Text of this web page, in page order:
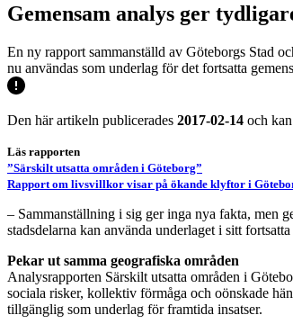
Gemensam analys ger
En ny rapport sammanställd av Göteborgs Stad
nu användas som underlag för det fortsatta
Den här artikeln publicerades 2017-02-14 och
Läs rapporten
”Särskilt utsatta områden i Göteborg”
Rapport om livsvillkor visar på ökande klyftor i
– Sammanställning i sig ger inga nya fakta, men
stadsdelarna kan använda underlaget i sitt
Pekar ut samma geografiska områden
Analysrapporten Särskilt utsatta områden i
sociala risker, kollektiv förmåga och oönskade
tillgänglig som underlag för framtida insatser.